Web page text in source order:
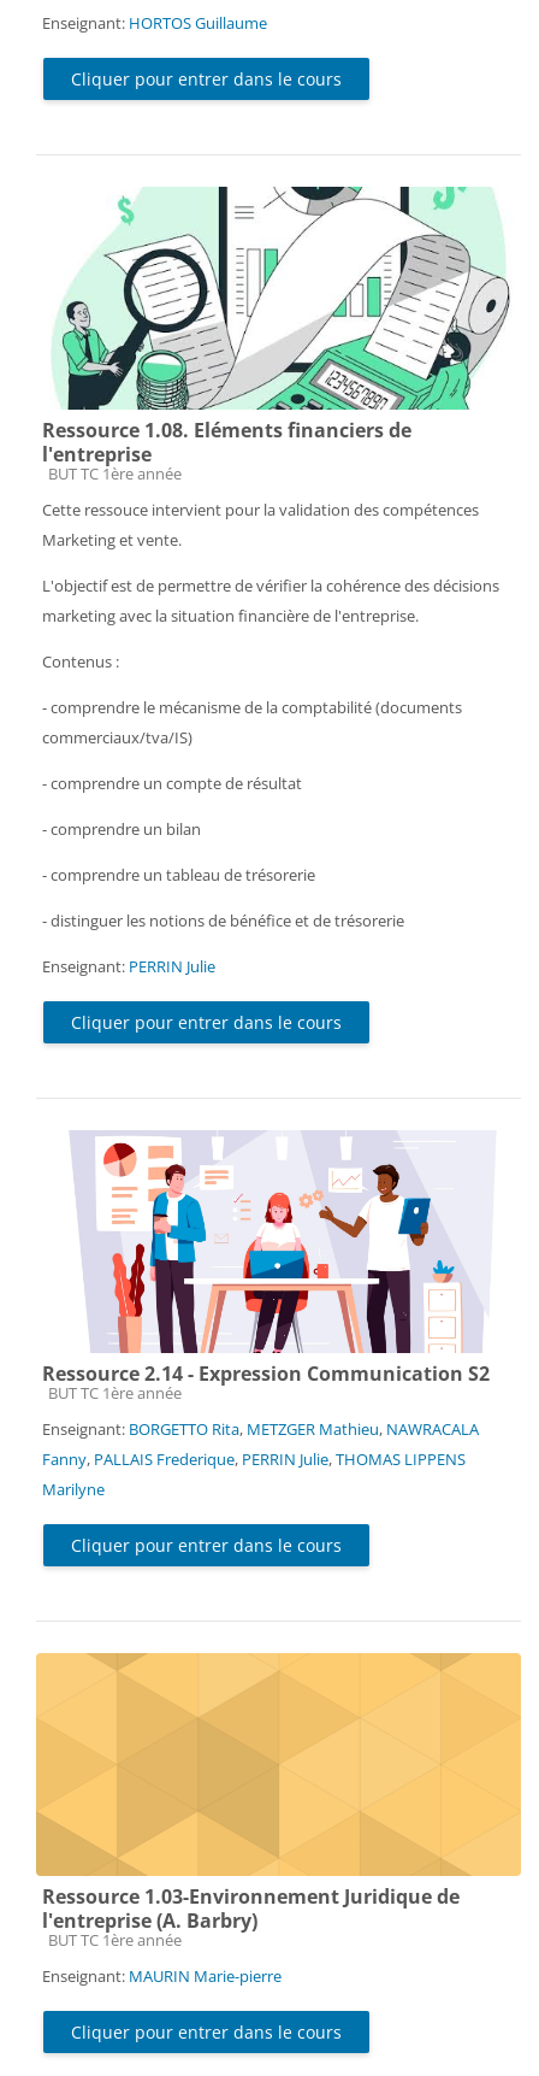
Enseignant: HORTOS Guillaume
Cliquer pour entrer dans le cours
Ressource 1.08. Eléments financiers de
l'entreprise
Catégorie de cours
BUT TC 1ère année
Cette ressouce intervient pour la validation des compétences
Marketing et vente.
L'objectif est de permettre de vérifier la cohérence des décisions
marketing avec la situation financière de l'entreprise.
Contenus :
- comprendre le mécanisme de la comptabilité (documents
commerciaux/tva/IS)
- comprendre un compte de résultat
- comprendre un bilan
- comprendre un tableau de trésorerie
- distinguer les notions de bénéfice et de trésorerie
Enseignant: PERRIN Julie
Cliquer pour entrer dans le cours
Ressource 2.14 - Expression Communication S2
Catégorie de cours
BUT TC 1ère année
Enseignant: BORGETTO Rita, METZGER Mathieu, NAWRACALA
Fanny, PALLAIS Frederique, PERRIN Julie,THOMAS LIPPENS
Marilyne
Cliquer pour entrer dans le cours
Ressource 1.03-Environnement Juridique de
l'entreprise (A. Barbry)
Catégorie de cours
BUT TC 1ère année
Enseignant: MAURIN Marie-pierre
Cliquer pour entrer dans le cours